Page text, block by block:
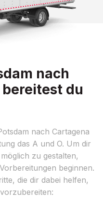
nach
du
nach Cartagena
das A und O. Um dir
zu gestalten,
beginnen.
die dir dabei helfen,